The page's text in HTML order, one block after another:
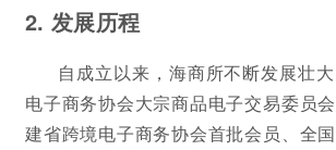
2. 发展历程
自成立以来，海商所不断发展壮
电子商务协会大宗商品电子交易委员
建省跨境电子商务协会首批会员、全